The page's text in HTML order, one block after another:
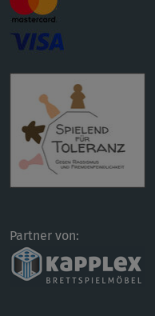
Partner von: